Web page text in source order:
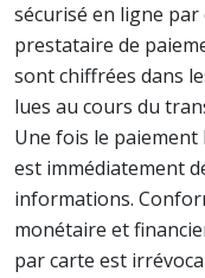
sécurisé en ligne
prestataire de
sont chiffrées dans
lues au cours du
Une fois le
est immédiatement
informations.
monétaire et
par carte est